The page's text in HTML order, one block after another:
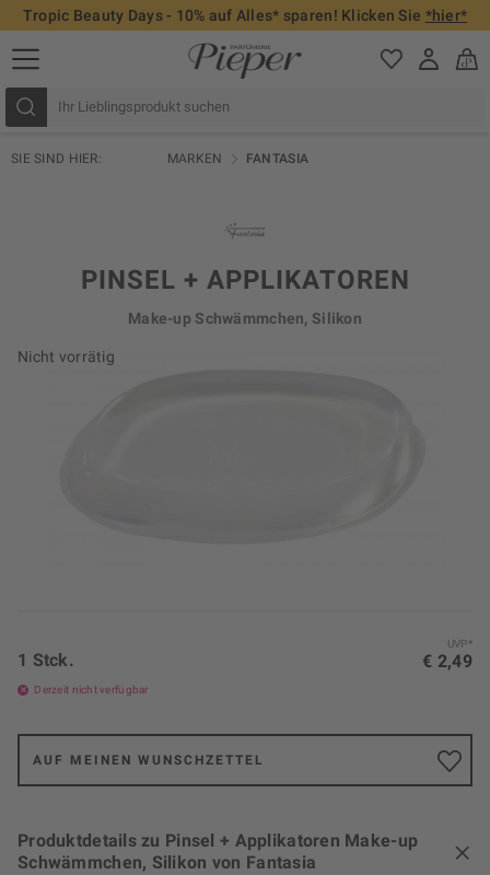
Tropic Beauty Days - 10% auf Alles* sparen! Klicken Sie *hier*
SIE SIND HIER: MARKEN FANTASIA
Nicht vorrätig
PINSEL + APPLIKATOREN
Make-up Schwämmchen, Silikon
UVP*
€ 2,49
1 Stck.
Derzeit nicht verfügbar
AUF MEINEN WUNSCHZETTEL
Produktdetails zu Pinsel + Applikatoren Make-up
Schwämmchen, Silikon von Fantasia